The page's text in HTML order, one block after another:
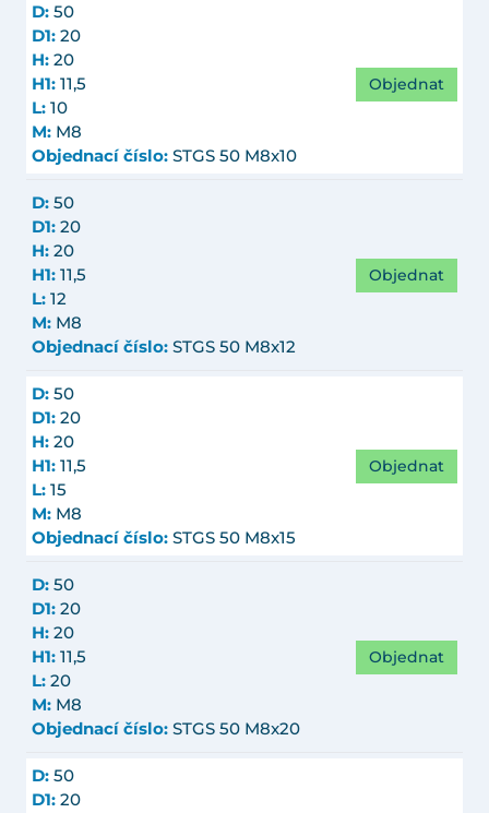
D: 50
D1: 20
H: 20
H1: 11,5
L: 10
M: M8
Objednací číslo: STGS 50 M8x10
Objednat
D: 50
D1: 20
H: 20
H1: 11,5
L: 12
M: M8
Objednací číslo: STGS 50 M8x12
Objednat
D: 50
D1: 20
H: 20
H1: 11,5
L: 15
M: M8
Objednací číslo: STGS 50 M8x15
Objednat
D: 50
D1: 20
H: 20
H1: 11,5
L: 20
M: M8
Objednací číslo: STGS 50 M8x20
Objednat
D: 50
D1: 20